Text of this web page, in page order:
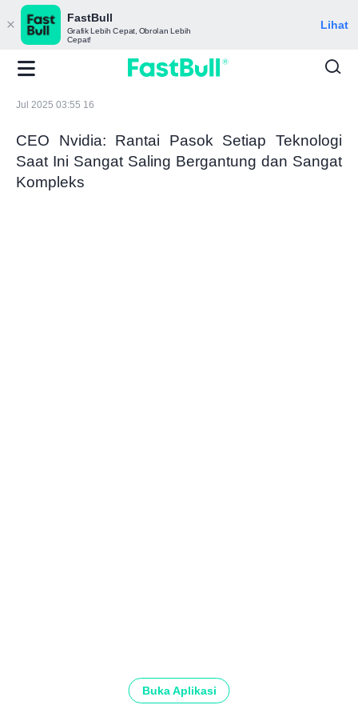
FastBull
Grafik Lebih Cepat, Obrolan Lebih
Cepat!
Lihat
Jul 2025 03:55 16
CEO Nvidia: Rantai Pasok Setiap Teknologi
Saat Ini Sangat Saling Bergantung dan Sangat
Kompleks
Buka Aplikasi